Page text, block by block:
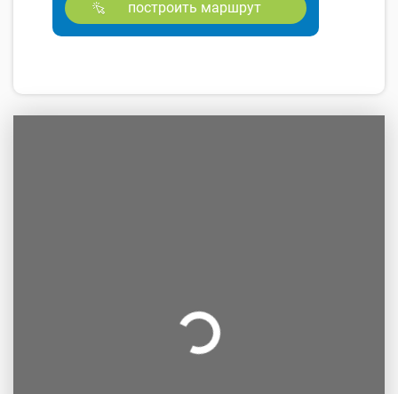
построить маршрут